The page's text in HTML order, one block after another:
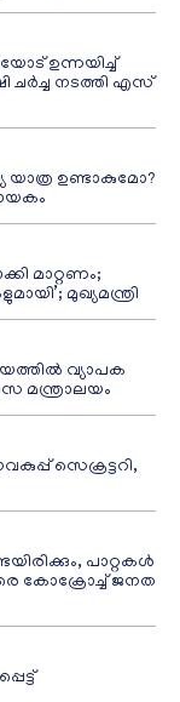
ഉന്നയിച്ച്
ചർച്ച നടത്തി എസ്
ഉണ്ടാകുമോ?
മാറ്റണം;
മുഖ്യമന്ത്രി
വ്യാപക
മന്ത്രാലയം
സെക്രട്ടറി,
പാറ്റകൾ
കോക്രോച്ച് ജനത